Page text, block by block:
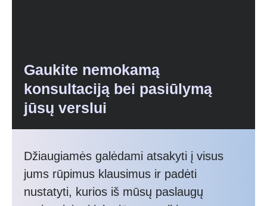
Gaukite nemokamą
konsultaciją bei pasiūlymą
jūsų verslui
Džiaugiamės galėdami atsakyti į visus
jums rūpimus klausimus ir padėti
nustatyti, kurios iš mūsų paslaugų